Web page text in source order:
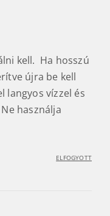
kell. Ha hosszú
újra be kell
langyos vízzel és
használja
ELFOGYOTT